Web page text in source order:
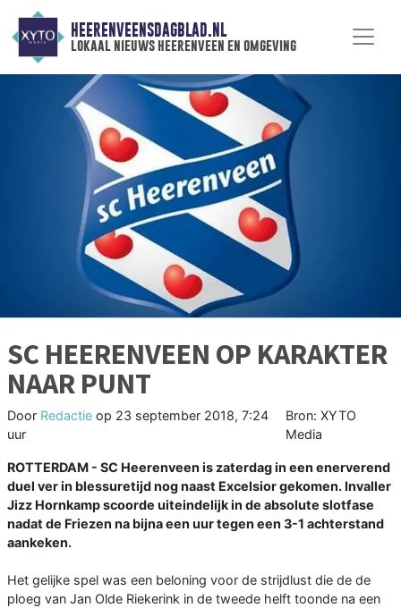
HEERENVEENSDAGBLAD.NL
lokaal nieuws heerenveen en omgeving
SC HEERENVEEN OP KARAKTER
NAAR PUNT
Door Redactie op 23 september 2018, 7:24
uur
Bron: XYTO
Media
ROTTERDAM - SC Heerenveen is zaterdag in een enerverend
duel ver in blessuretijd nog naast Excelsior gekomen. Invaller
Jizz Hornkamp scoorde uiteindelijk in de absolute slotfase
nadat de Friezen na bijna een uur tegen een 3-1 achterstand
aankeken.
Het gelijke spel was een beloning voor de strijdlust die de de
ploeg van Jan Olde Riekerink in de tweede helft toonde na een